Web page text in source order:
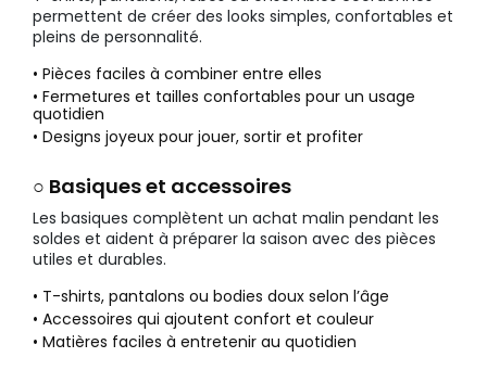
permettent de créer des looks simples, confortables et
pleins de personnalité.
• Pièces faciles à combiner entre elles
• Fermetures et tailles confortables pour un usage
quotidien
• Designs joyeux pour jouer, sortir et profiter
○ Basiques et accessoires
Les basiques complètent un achat malin pendant les
soldes et aident à préparer la saison avec des pièces
utiles et durables.
• T-shirts, pantalons ou bodies doux selon l’âge
• Accessoires qui ajoutent confort et couleur
• Matières faciles à entretenir au quotidien